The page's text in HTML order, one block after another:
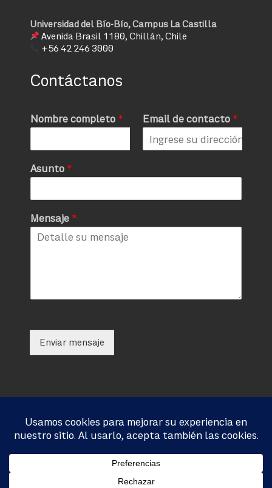
Universidad del Bío-Bío, Campus La Castilla
Avenida Brasil 1180, Chillán, Chile
+56 42 246 3000
Contáctanos
Nombre completo * Email de contacto *
Asunto *
Mensaje *
Enviar mensaje